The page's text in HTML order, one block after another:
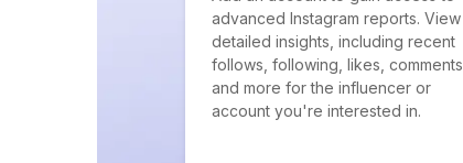
advanced Instagram reports. View
detailed insights, including recent
follows, following, likes, comments,
and more for the influencer or
account you're interested in.